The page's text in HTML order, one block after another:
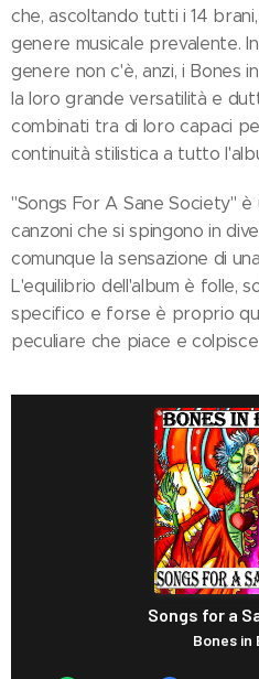
che, ascoltando tutti i 14
genere musicale prevalente.
genere non c'è, anzi, i Bones
la loro grande versatilità e
combinati tra di loro capaci
continuità stilistica a tutto
"Songs For A Sane Society"
canzoni che si spingono in
comunque la sensazione di
L'equilibrio dell'album è folle,
specifico e forse è proprio
peculiare che piace e